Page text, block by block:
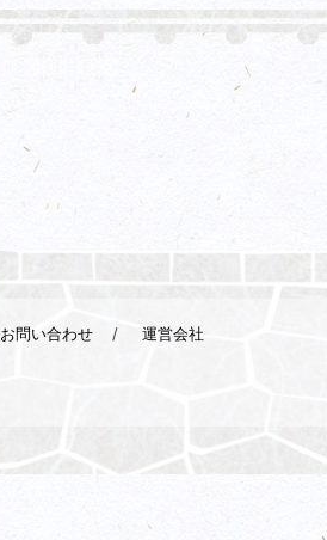
お問い合わせ 運営会社